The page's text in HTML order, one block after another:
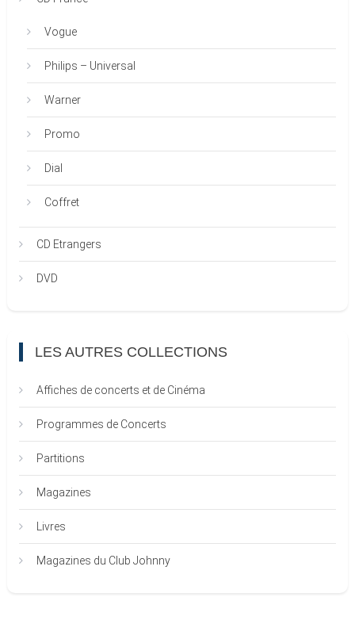
Vogue
Philips – Universal
Warner
Promo
Dial
Coffret
CD Etrangers
DVD
LES AUTRES COLLECTIONS
Affiches de concerts et de Cinéma
Programmes de Concerts
Partitions
Magazines
Livres
Magazines du Club Johnny